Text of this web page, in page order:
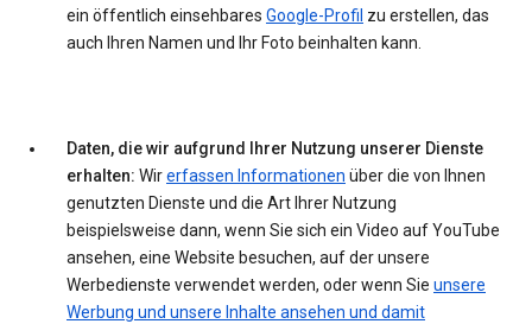
ein öffentlich einsehbares Google-Profil zu erstellen, das
auch Ihren Namen und Ihr Foto beinhalten kann.
Daten, die wir aufgrund Ihrer Nutzung unserer Dienste
erhalten: Wirerfassen Informationen über die von Ihnen
genutzten Dienste und die Art Ihrer Nutzung
beispielsweise dann, wenn Sie sich ein Video auf YouTube
ansehen, eine Website besuchen, auf der unsere
Werbedienste verwendet werden, oder wenn Sie unsere
Werbung und unsere Inhalte ansehen und damit